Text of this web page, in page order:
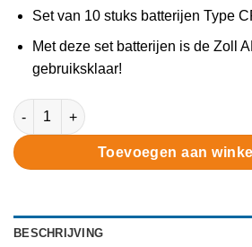
Set van 10 stuks batterijen Type
Met deze set batterijen is de Zoll
gebruiksklaar!
ZOLL AED plus Lithium batterijen set
Toevoegen aan
BESCHRIJVING